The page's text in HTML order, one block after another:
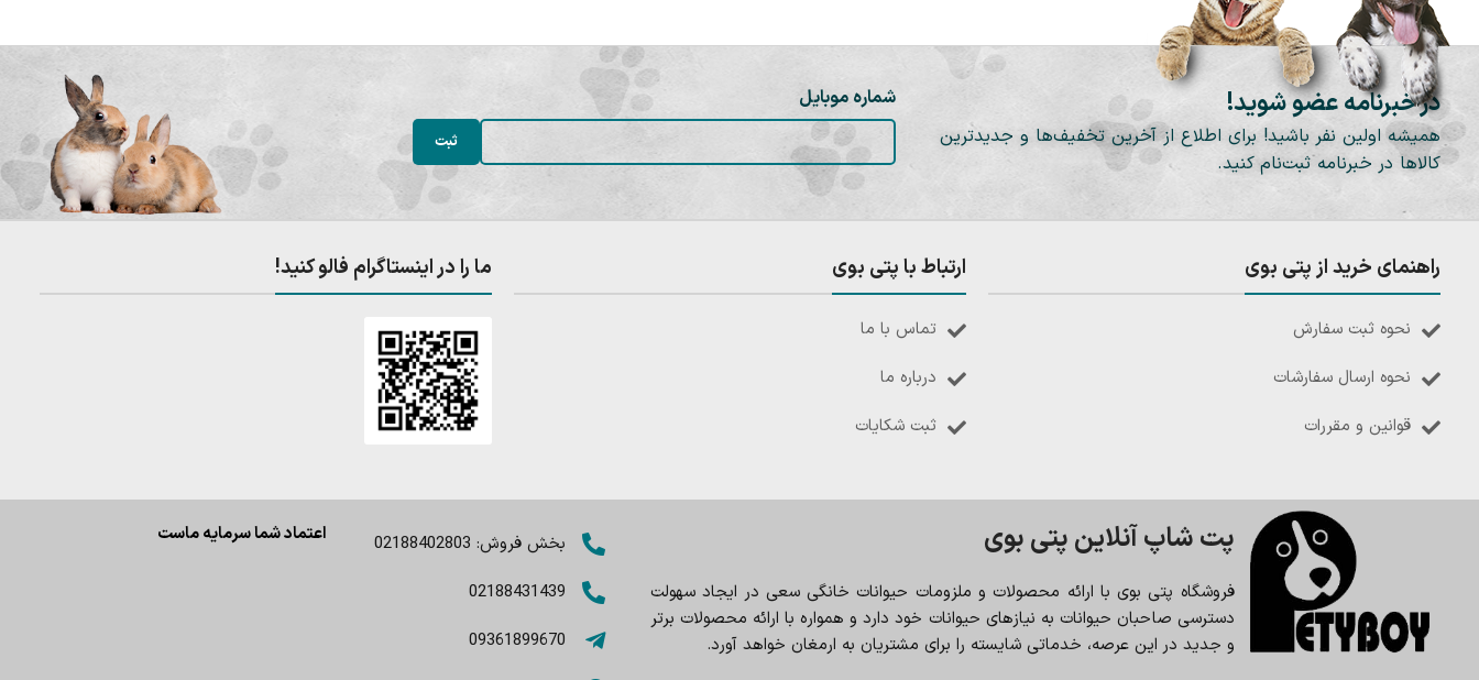
در خبرنامه عضو شوید!
همیشه اولین نفر باشید! برای اطلاع از آخرین تخفیف‌ها و جدیدترین
کالاها در خبرنامه ثبت‌نام کنید.
شماره موبایل
راهنمای خرید از پتی بوی
نحوه ثبت سفارش
نحوه ارسال سفارشات
قوانین و مقررات
ارتباط با پتی بوی
تماس با ما
درباره ما
ثبت شکایات
ما را در اینستاگرام فالو کنید!
پت شاپ آنلاین پتی بوی
فروشگاه پتی بوی با ارائه محصولات و ملزومات حیوانات خانگی سعی در ایجاد سهولت
دسترسی صاحبان حیوانات به نیازهای حیوانات خود دارد و همواره با ارائه محصولات برتر
و جدید در این عرصه، خدماتی شایسته را برای مشتریان به ارمغان خواهد آورد.
بخش فروش: 02188402803
02188431439
09361899670
اعتماد شما سرمایه ماست